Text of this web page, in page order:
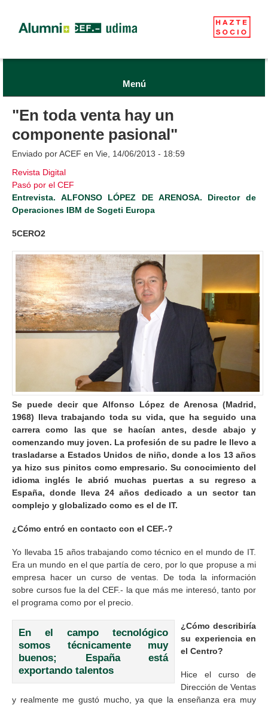
Menú
"En toda venta hay un
componente pasional"
Enviado porACEF en Vie, 14/06/2013 - 18:59
Revista Digital
Pasó por el CEF
Entrevista. ALFONSO LÓPEZ DE ARENOSA. Director de
Operaciones IBM de Sogeti Europa
5CERO2
Se puede decir que Alfonso López de Arenosa (Madrid,
1968) lleva trabajando toda su vida, que ha seguido una
carrera como las que se hacían antes, desde abajo y
comenzando muy joven. La profesión de su padre le llevo a
trasladarse a Estados Unidos de niño, donde a los 13 años
ya hizo sus pinitos como empresario. Su conocimiento del
idioma inglés le abrió muchas puertas a su regreso a
España, donde lleva 24 años dedicado a un sector tan
complejo y globalizado como es el de IT.
¿Cómo entró en contacto con el CEF.-?
Yo llevaba 15 años trabajando como técnico en el mundo de IT.
Era un mundo en el que partía de cero, por lo que propuse a mi
empresa hacer un curso de ventas. De toda la información
sobre cursos fue la del CEF.- la que más me interesó, tanto por
el programa como por el precio.
En el campo tecnológico
somos técnicamente muy
buenos; España está
exportando talentos
¿Cómo describiría
su experiencia en
el Centro?
Hice el curso de
Dirección de Ventas
y realmente me gustó mucho, ya que la enseñanza era muy